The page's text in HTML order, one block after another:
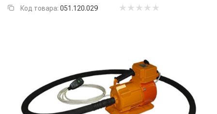
Код товара: 051.120.029